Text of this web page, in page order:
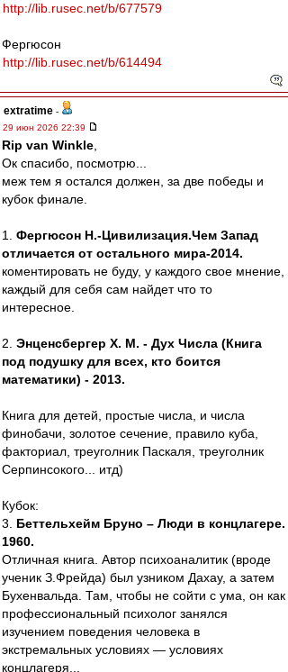
http://lib.rusec.net/b/677579
Фергюсон
http://lib.rusec.net/b/614494
extratime -
29 июн 2026 22:39
Rip van Winkle
Ок спасибо, посмотрю...
меж тем я остался должен, за две победы и
кубок финале.
1. Фергюсон Н.-Цивилизация.Чем Запад
отличается от остального мира-2014.
коментировать не буду, у каждого свое мнение,
каждый для себя сам найдет что то
интересное.
2. Энценсбергер Х. М. - Дух Числа (Книга
под подушку для всех, кто боится
математики) - 2013.
Книга для детей, простые числа, и числа
финобачи, золотое сечение, правило куба,
факториал, треуголник Паскаля, треуголник
Серпинсокого... итд)
Кубок:
3. Беттельхeйм Бруно – Люди в концлагере.
1960.
Отличная книга. Автор психоаналитик (вроде
ученик З.Фрейда) был узником Дахау, а затем
Бухенвальда. Там, чтобы не сойти с ума, он как
профессиональный психолог занялся
изучением поведения человека в
экстремальных условиях — условиях
концлагеря...